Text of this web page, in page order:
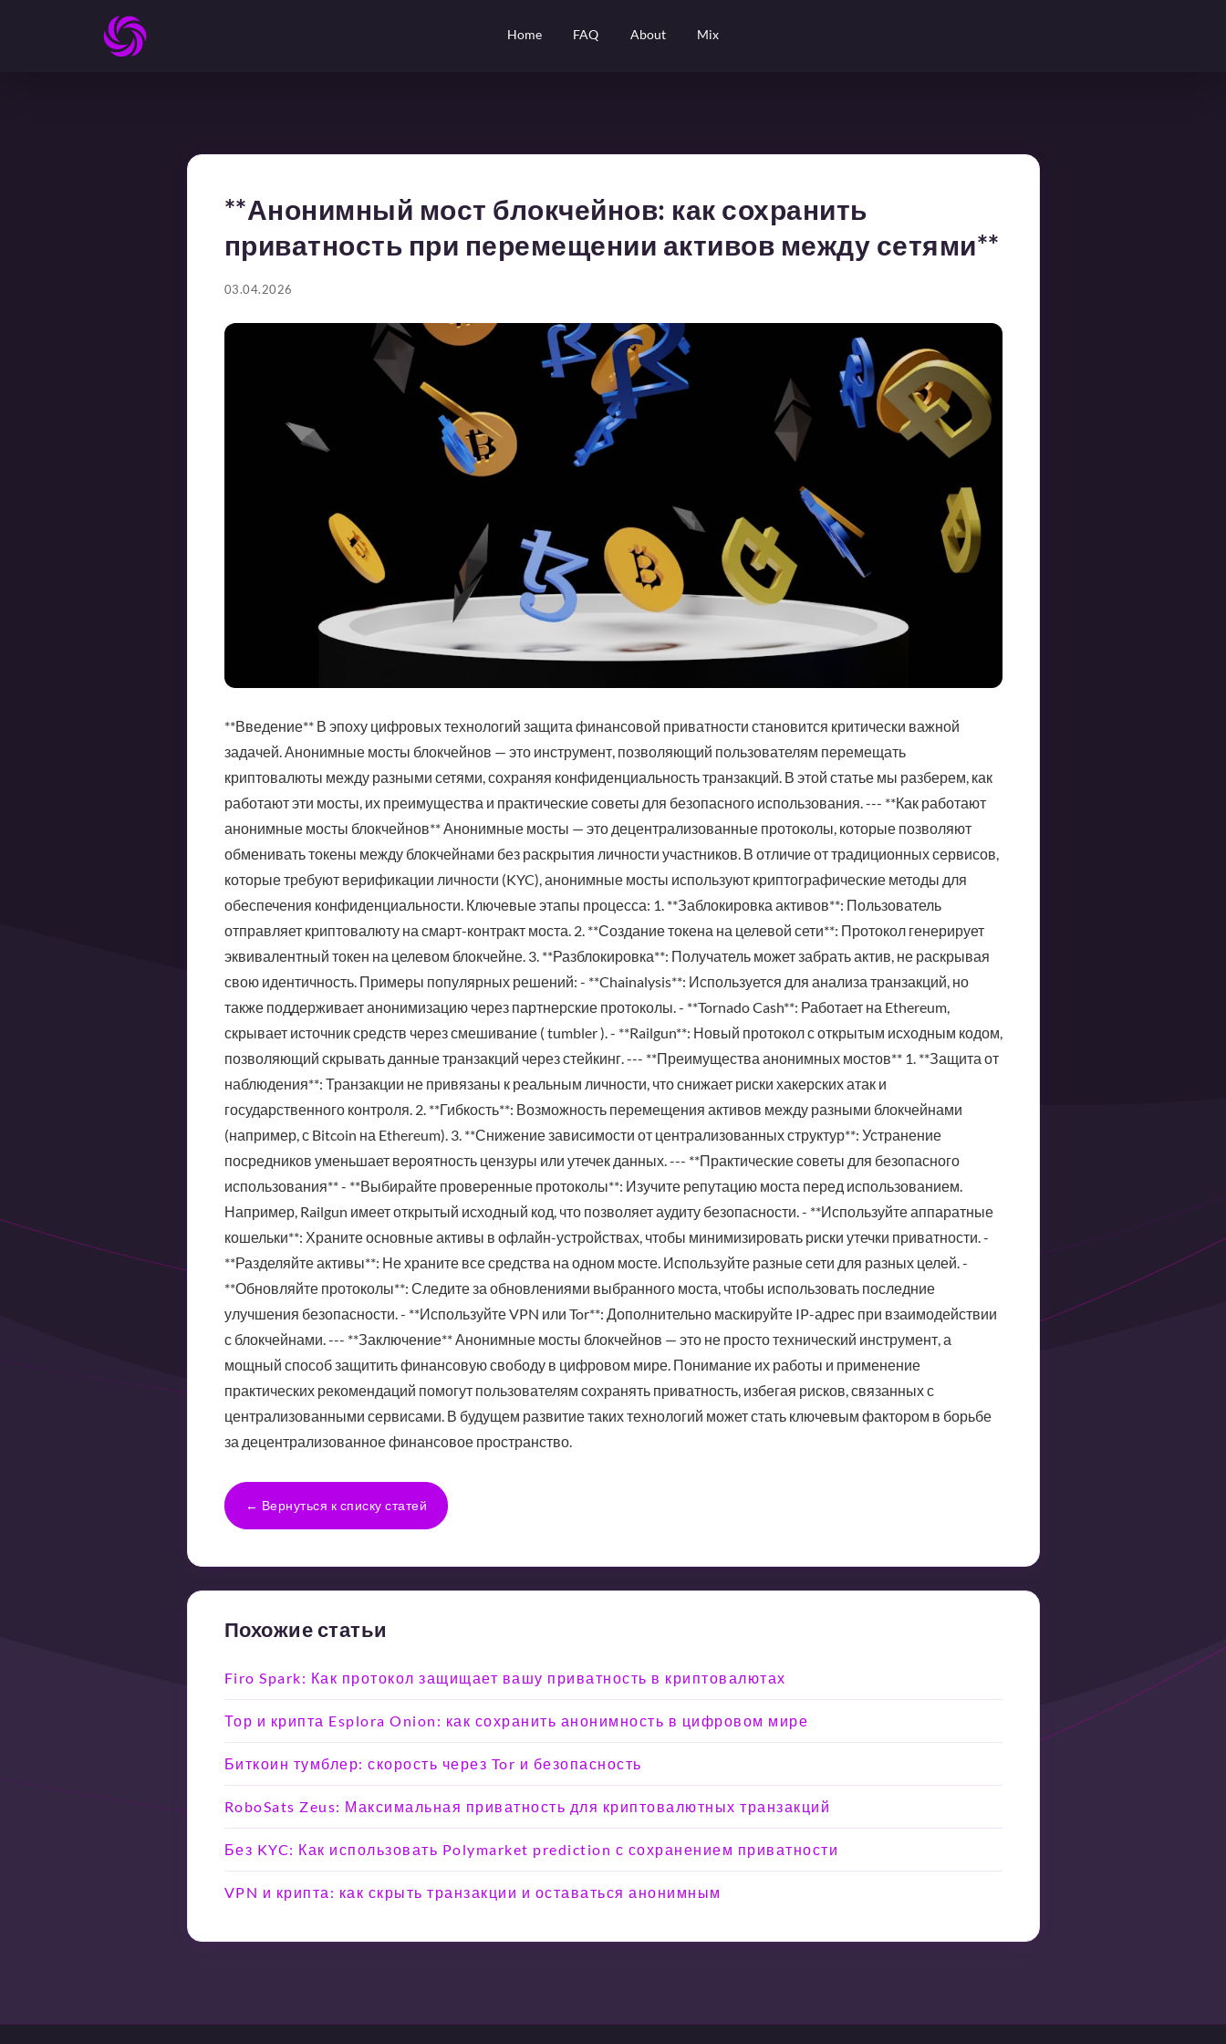
Home FAQ About Mix
**Анонимный мост блокчейнов: как сохранить
приватность при перемещении активов между сетями**
03.04.2026
**Введение** В эпоху цифровых технологий защита финансовой приватности становится критически важной
задачей. Анонимные мосты блокчейнов — это инструмент, позволяющий пользователям перемещать
криптовалюты между разными сетями, сохраняя конфиденциальность транзакций. В этой статье мы разберем, как
работают эти мосты, их преимущества и практические советы для безопасного использования. --- **Как работают
анонимные мосты блокчейнов** Анонимные мосты — это децентрализованные протоколы, которые позволяют
обменивать токены между блокчейнами без раскрытия личности участников. В отличие от традиционных сервисов,
которые требуют верификации личности (KYC), анонимные мосты используют криптографические методы для
обеспечения конфиденциальности. Ключевые этапы процесса: 1. **Заблокировка активов**: Пользователь
отправляет криптовалюту на смарт-контракт моста. 2. **Создание токена на целевой сети**: Протокол генерирует
эквивалентный токен на целевом блокчейне. 3. **Разблокировка**: Получатель может забрать актив, не раскрывая
свою идентичность. Примеры популярных решений: - **Chainalysis**: Используется для анализа транзакций, но
также поддерживает анонимизацию через партнерские протоколы. - **Tornado Cash**: Работает на Ethereum,
скрывает источник средств через смешивание ( tumbler ). - **Railgun**: Новый протокол с открытым исходным кодом,
позволяющий скрывать данные транзакций через стейкинг. --- **Преимущества анонимных мостов** 1. **Защита от
наблюдения**: Транзакции не привязаны к реальным личности, что снижает риски хакерских атак и
государственного контроля. 2. **Гибкость**: Возможность перемещения активов между разными блокчейнами
(например, с Bitcoin на Ethereum). 3. **Снижение зависимости от централизованных структур**: Устранение
посредников уменьшает вероятность цензуры или утечек данных. --- **Практические советы для безопасного
использования** - **Выбирайте проверенные протоколы**: Изучите репутацию моста перед использованием.
Например, Railgun имеет открытый исходный код, что позволяет аудиту безопасности. - **Используйте аппаратные
кошельки**: Храните основные активы в офлайн-устройствах, чтобы минимизировать риски утечки приватности. -
**Разделяйте активы**: Не храните все средства на одном мосте. Используйте разные сети для разных целей. -
**Обновляйте протоколы**: Следите за обновлениями выбранного моста, чтобы использовать последние
улучшения безопасности. - **Используйте VPN или Tor**: Дополнительно маскируйте IP-адрес при взаимодействии
с блокчейнами. --- **Заключение** Анонимные мосты блокчейнов — это не просто технический инструмент, а
мощный способ защитить финансовую свободу в цифровом мире. Понимание их работы и применение
практических рекомендаций помогут пользователям сохранять приватность, избегая рисков, связанных с
централизованными сервисами. В будущем развитие таких технологий может стать ключевым фактором в борьбе
за децентрализованное финансовое пространство.
← Вернуться к списку статей
Похожие статьи
Firo Spark: Как протокол защищает вашу приватность в криптовалютах
Тор и крипта Esplora Onion: как сохранить анонимность в цифровом мире
Биткоин тумблер: скорость через Tor и безопасность
RoboSats Zeus: Максимальная приватность для криптовалютных транзакций
Без KYC: Как использовать Polymarket prediction с сохранением приватности
VPN и крипта: как скрыть транзакции и оставаться анонимным